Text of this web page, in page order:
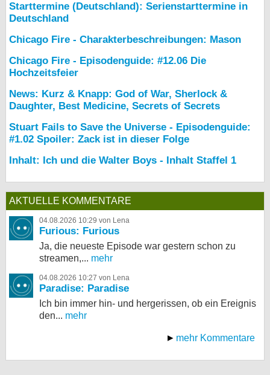
Starttermine (Deutschland): Serienstarttermine in
Deutschland
Chicago Fire - Charakterbeschreibungen: Mason
Chicago Fire - Episodenguide: #12.06 Die
Hochzeitsfeier
News: Kurz & Knapp: God of War, Sherlock &
Daughter, Best Medicine, Secrets of Secrets
Stuart Fails to Save the Universe - Episodenguide:
#1.02 Spoiler: Zack ist in dieser Folge
Inhalt: Ich und die Walter Boys - Inhalt Staffel 1
AKTUELLE KOMMENTARE
04.08.2026 10:29 von Lena
Furious: Furious
Ja, die neueste Episode war gestern schon zu
streamen,... mehr
04.08.2026 10:27 von Lena
Paradise: Paradise
Ich bin immer hin- und hergerissen, ob ein Ereignis
den... mehr
mehr Kommentare